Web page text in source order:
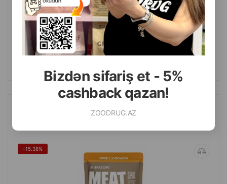
Bizdən sifariş et - 5%
cashback qazan!
ZOODRUG.AZ
(0 Rəylər)
Çəki
1 ədəd
Miratorg MEAT Jeleli Yaş İt Yemi Şirəli Toyuq Həcmi: 80 q
-15.38%